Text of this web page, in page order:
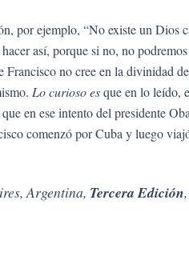
por ejemplo, “No existe un Dios
así, porque si no, no
Francisco no cree en la divinidad
Lo curioso esque en lo leído,
en ese intento del presidente
comenzó por Cuba y luego
Argentina, Tercera Edición